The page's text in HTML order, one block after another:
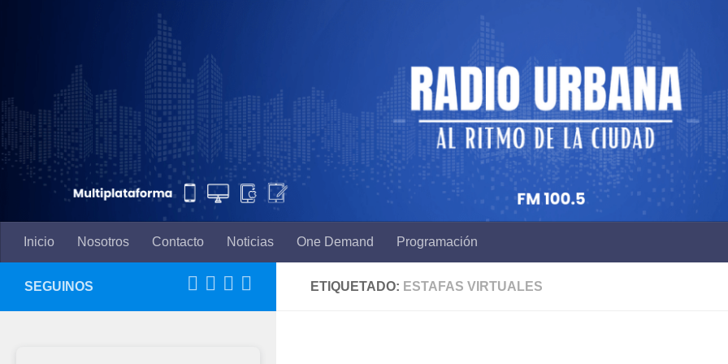
Inicio Nosotros Contacto Noticias One Demand Programación
ETIQUETADO: ESTAFAS VIRTUALES
SEGUINOS